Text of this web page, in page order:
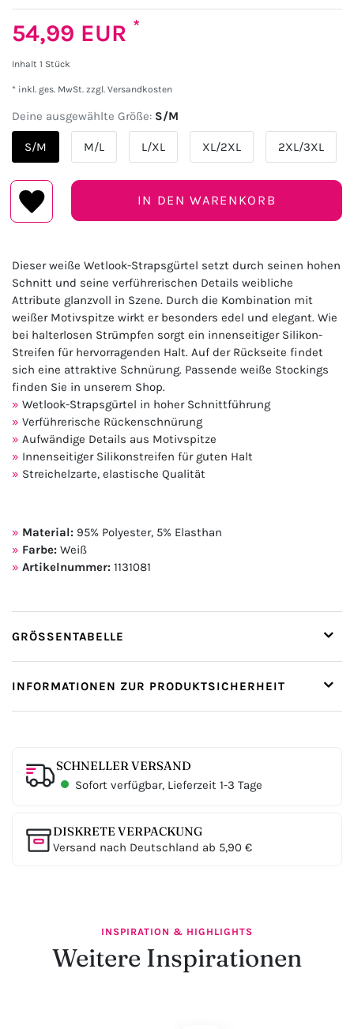
54,99 EUR *
Inhalt 1 Stück
* inkl. ges. MwSt. zzgl. Versandkosten
Deine ausgewählte Größe: S/M
S/M M/L L/XL XL/2XL 2XL/3XL
IN DEN WARENKORB
Dieser weiße Wetlook-Strapsgürtel setzt durch seinen hohen
Schnitt und seine verführerischen Details weibliche
Attribute glanzvoll in Szene. Durch die Kombination mit
weißer Motivspitze wirkt er besonders edel und elegant. Wie
bei halterlosen Strümpfen sorgt ein innenseitiger Silikon-
Streifen für hervorragenden Halt. Auf der Rückseite findet
sich eine attraktive Schnürung. Passende weiße Stockings
finden Sie in unserem Shop.
Wetlook-Strapsgürtel in hoher Schnittführung
Verführerische Rückenschnürung
Aufwändige Details aus Motivspitze
Innenseitiger Silikonstreifen für guten Halt
Streichelzarte, elastische Qualität
Material: 95% Polyester, 5% Elasthan
Farbe: Weiß
Artikelnummer: 1131081
GRÖSSENTABELLE
INFORMATIONEN ZUR PRODUKTSICHERHEIT
SCHNELLER VERSAND
Sofort verfügbar, Lieferzeit 1-3 Tage
DISKRETE VERPACKUNG
Versand nach Deutschland ab 5,90 €
INSPIRATION & HIGHLIGHTS
Weitere Inspirationen